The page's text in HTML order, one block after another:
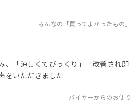
みんなの「買ってよかったもの」
、「涼しくてびっくり」「改善され即
をいただきました
バイヤーからのお便り